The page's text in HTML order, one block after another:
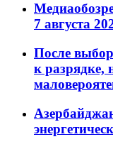
7 августа
После
к разрядке,